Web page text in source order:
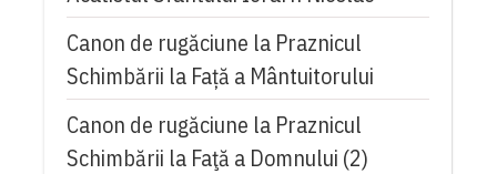
Canon de rugăciune la Praznicul
Schimbării la Față a Mântuitorului
Canon de rugăciune la Praznicul
Schimbării la Faţă a Domnului (2)